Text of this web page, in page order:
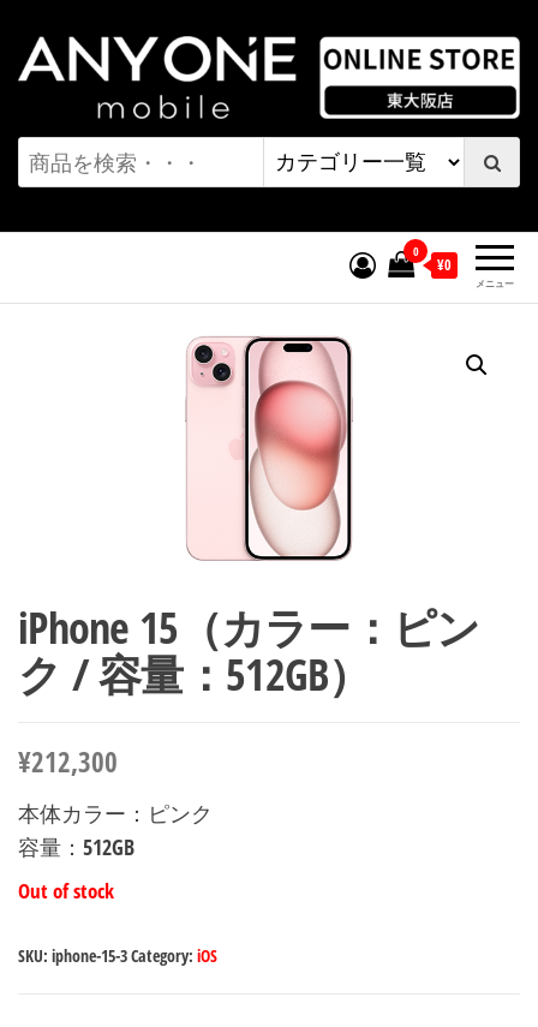
テ
へ
ワンモバイル オンラインストア
| 東大阪店
メニュー
0
¥0
iPhone 15（カラー：ピン
ク / 容量：512GB）
¥212,300
本体カラー：ピンク
容量：512GB
Out of stock
SKU: iphone-15-3Category: iOS